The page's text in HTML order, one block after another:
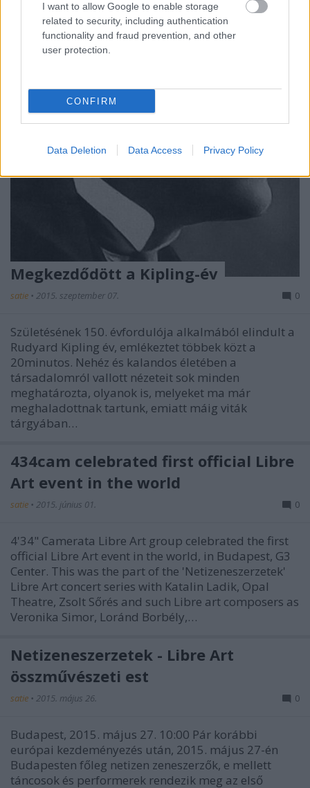
I want to allow Google to enable storage
related to security, including authentication
functionality and fraud prevention, and other
user protection.
CONFIRM
Data Deletion Data Access Privacy Policy
legfontosabb kultúrtörténeti személyisége,
jogászként pedig egyenesen a…
Megkezdődött a Kipling-év
satie • 2015. szeptember 07. 0
Születésének 150. évfordulója alkalmából elindult a
Rudyard Kipling év, emlékeztet többek közt a
20minutos. Nehéz és kalandos életében a
társadalomról vallott nézeteit sok minden
meghatározta, olyanok is, melyeket ma már
meghaladottnak tartunk, emiatt máig viták
tárgyában…
434cam celebrated first official Libre
Art event in the world
satie • 2015. június 01. 0
4'34" Camerata Libre Art group celebrated the first
official Libre Art event in the world, in Budapest, G3
Center. This was the part of the 'Netizeneszerzetek'
Libre Art concert series with Katalin Ladik, Opal
Theatre, Zsolt Sőrés and such Libre art composers as
Veronika Simor, Loránd Borbély,…
Netizeneszerzetek - Libre Art
összművészeti est
satie • 2015. május 26. 0
Budapest, 2015. május 27. 10:00 Pár korábbi
európai kezdeményezés után, 2015. május 27-én
Budapesten főleg netizen zeneszerzők, e mellett
táncosok és performerek rendezik meg az első